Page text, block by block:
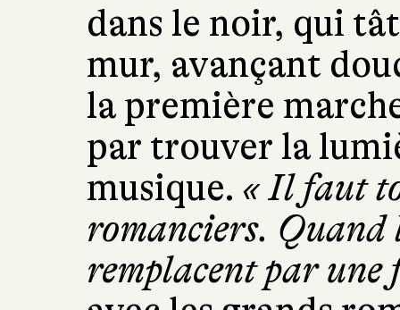
dans le noir, qui
mur, avançant
la première
par trouver la
musique. « Il faut
romanciers.
remplacent par une